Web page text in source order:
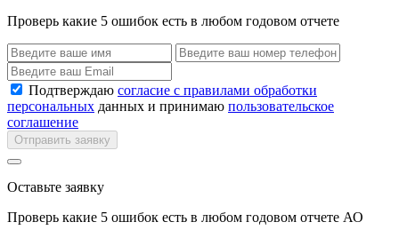
Проверь какие 5 ошибок есть в любом годовом отчете
Подтверждаю согласие с правилами обработки
персональных данных и принимаю пользовательское
соглашение
Отправить заявку
Оставьте заявку
Проверь какие 5 ошибок есть в любом годовом отчете АО